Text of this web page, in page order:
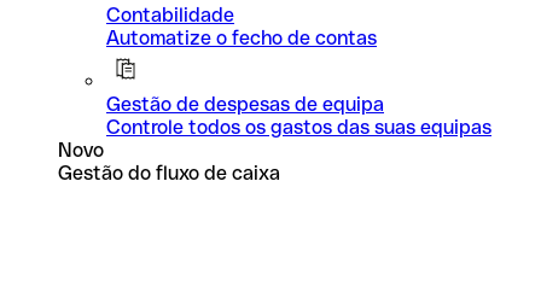
Contabilidade
Automatize o fecho de contas
Gestão de despesas de equipa
Controle todos os gastos das suas equipas
Novo
Gestão do fluxo de caixa